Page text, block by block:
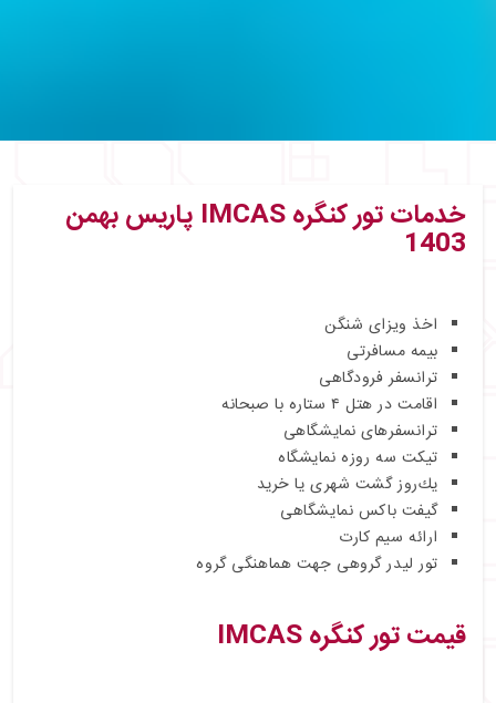
خدمات تور کنگره IMCAS پاریس بهمن
1403
اخذ ویزای شنگن
بیمه مسافرتی
ترانسفر فرودگاهی
اقامت در هتل ۴ ستاره با صبحانه
ترانسفرهای نمايشگاهی
تيكت سه روزه نمايشگاه
يك‌روز گشت شهری يا خريد
گيفت باكس نمايشگاهی
ارائه سيم كارت
تور ليدر گروهی جهت هماهنگی گروه
قیمت تور کنگره IMCAS